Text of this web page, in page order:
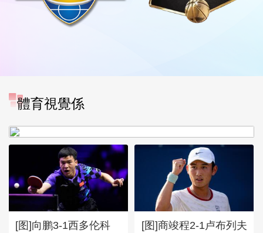
體育視覺係
[图]WTA1000多伦多站-张帅
不敌萨巴伦卡无缘16强
[图]向鹏3-1西多伦科
[图]商竣程2-1卢布列夫